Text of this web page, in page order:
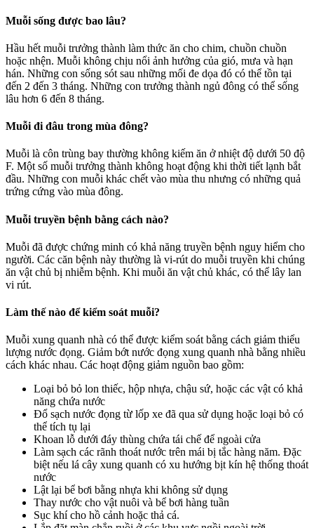
Muỗi sống được bao lâu?
Hầu hết muỗi trưởng thành làm thức ăn cho chim, chuồn chuồn
hoặc nhện. Muỗi không chịu nổi ảnh hưởng của gió, mưa và hạn
hán. Những con sống sót sau những mối đe dọa đó có thể tồn tại
đến 2 đến 3 tháng. Những con trưởng thành ngủ đông có thể sống
lâu hơn 6 đến 8 tháng.
Muỗi đi đâu trong mùa đông?
Muỗi là côn trùng bay thường không kiếm ăn ở nhiệt độ dưới 50 độ
F. Một số muỗi trưởng thành không hoạt động khi thời tiết lạnh bắt
đầu. Những con muỗi khác chết vào mùa thu nhưng có những quả
trứng cứng vào mùa đông.
Muỗi truyền bệnh bằng cách nào?
Muỗi đã được chứng minh có khả năng truyền bệnh nguy hiểm cho
người. Các căn bệnh này thường là vi-rút do muỗi truyền khi chúng
ăn vật chủ bị nhiễm bệnh. Khi muỗi ăn vật chủ khác, có thể lây lan
vi rút.
Làm thế nào để kiểm soát muỗi?
Muỗi xung quanh nhà có thể được kiểm soát bằng cách giảm thiểu
lượng nước đọng. Giảm bớt nước đọng xung quanh nhà bằng nhiều
cách khác nhau. Các hoạt động giảm nguồn bao gồm:
Loại bỏ bỏ lon thiếc, hộp nhựa, chậu sứ, hoặc các vật có khả
năng chứa nước
Đổ sạch nước đọng từ lốp xe đã qua sử dụng hoặc loại bỏ có
thể tích tụ lại
Khoan lỗ dưới đáy thùng chứa tái chế để ngoài cửa
Làm sạch các rãnh thoát nước trên mái bị tắc hàng năm. Đặc
biệt nếu lá cây xung quanh có xu hướng bịt kín hệ thống thoát
nước
Lật lại bể bơi bằng nhựa khi không sử dụng
Thay nước cho vật nuôi và bể bơi hàng tuần
Sục khí cho hồ cảnh hoặc thả cá.